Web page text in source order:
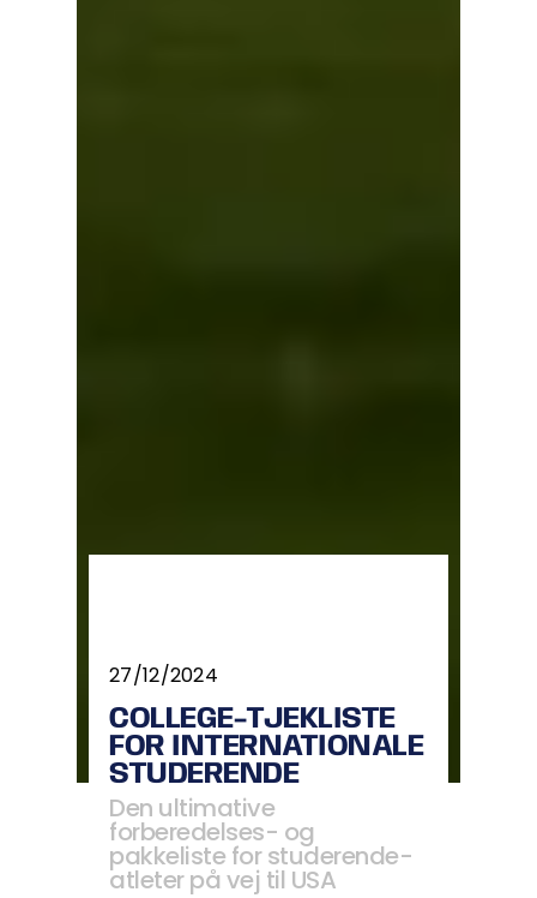
27/12/2024
COLLEGE-TJEKLISTE
FOR INTERNATIONALE
STUDERENDE
Den ultimative
forberedelses- og
pakkeliste for studerende-
atleter på vej til USA